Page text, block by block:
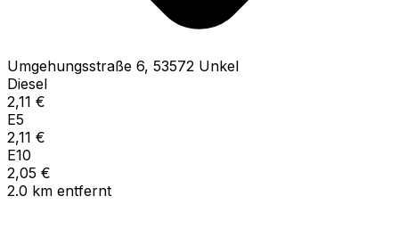
Umgehungsstraße 6, 53572 Unkel
Diesel
2,11 €
E5
2,11 €
E10
2,05 €
2.0 km entfernt